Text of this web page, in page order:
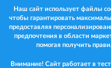
Наш сайт использует файлы
чтобы гарантировать
предоставляя
предпочтения в области
помогая получить
Внимание! Сайт работает в